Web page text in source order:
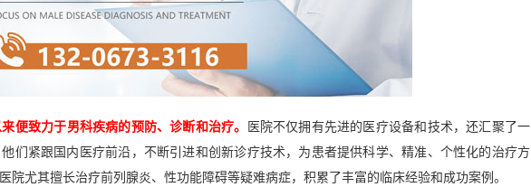
便致力于男科疾病的预防、诊断和治疗。
医院不仅拥有先进的医疗设备和技术，还汇聚了一
们紧跟国内医疗前沿，不断引进和创新诊疗技术，为患者提供科学、精准、个性化的治疗方
院尤其擅长治疗前列腺炎、性功能障碍等疑难病症，积累了丰富的临床经验和成功案例。